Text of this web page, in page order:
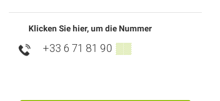
Klicken Sie hier, um die Nummer
+33 6 71 81 90 ▒▒